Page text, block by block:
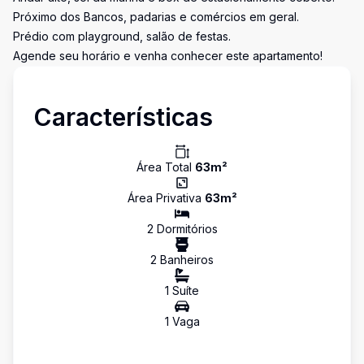
Próximo dos Bancos, padarias e comércios em geral.
Prédio com playground, salão de festas.
Agende seu horário e venha conhecer este apartamento!
Características
Área Total 63m²
Área Privativa 63m²
2 Dormitórios
2 Banheiros
1 Suíte
1 Vaga